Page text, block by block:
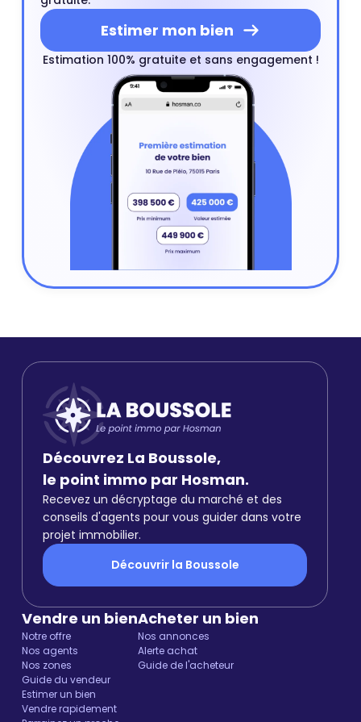
Estimer mon bien
Estimation 100% gratuite et sans engagement !
Découvrez La Boussole,
le point immo par Hosman.
Recevez un décryptage du marché et des
conseils d'agents pour vous guider dans votre
projet immobilier.
Découvrir la Boussole
Vendre un bien
Notre offre
Nos agents
Nos zones
Guide du vendeur
Estimer un bien
Vendre rapidement
Acheter un bien
Nos annonces
Alerte achat
Guide de l'acheteur